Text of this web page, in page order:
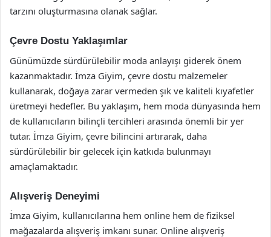
tarzını oluşturmasına olanak sağlar.
Çevre Dostu Yaklaşımlar
Günümüzde sürdürülebilir moda anlayışı giderek önem
kazanmaktadır. İmza Giyim, çevre dostu malzemeler
kullanarak, doğaya zarar vermeden şık ve kaliteli kıyafetler
üretmeyi hedefler. Bu yaklaşım, hem moda dünyasında hem
de kullanıcıların bilinçli tercihleri arasında önemli bir yer
tutar. İmza Giyim, çevre bilincini artırarak, daha
sürdürülebilir bir gelecek için katkıda bulunmayı
amaçlamaktadır.
Alışveriş Deneyimi
İmza Giyim, kullanıcılarına hem online hem de fiziksel
mağazalarda alışveriş imkanı sunar. Online alışveriş